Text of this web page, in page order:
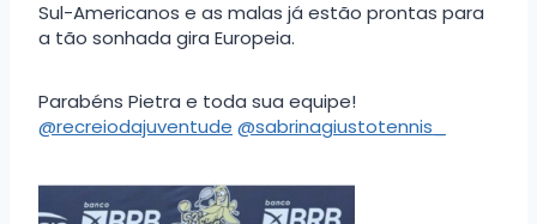
Sul-Americanos e as malas já estão prontas para
a tão sonhada gira Europeia.
Parabéns Pietra e toda sua equipe!
@recreiodajuventude @sabrinagiustotennis_